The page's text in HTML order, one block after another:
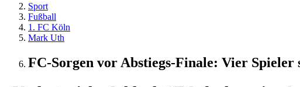
Sport
Fußball
1. FC Köln
Mark Uth
FC-Sorgen vor Abstiegs-Finale: Vier Spieler